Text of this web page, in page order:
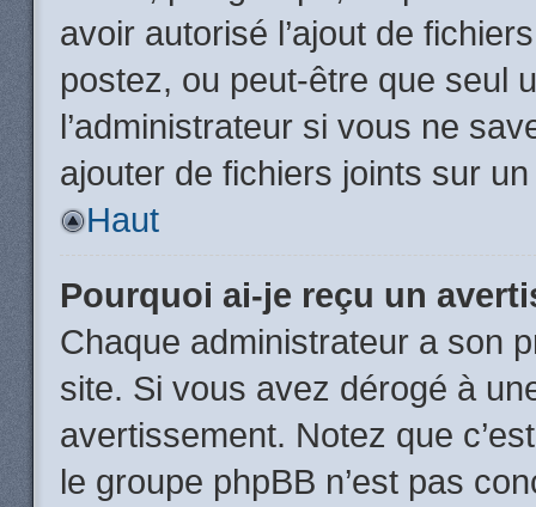
avoir autorisé l’ajout de
postez, ou peut-être que seul
l’administrateur si vous ne
ajouter de fichiers joints sur
Haut
Pourquoi ai-je reçu un
Chaque administrateur a son
site. Si vous avez dérogé à
avertissement. Notez que
le groupe phpBB n’est pas